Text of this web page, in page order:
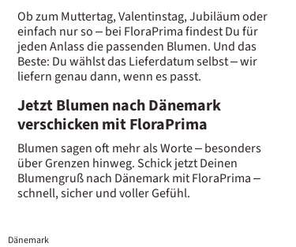
Ob zum Muttertag, Valentinstag, Jubiläum oder
einfach nur so – bei FloraPrima findest Du für
jeden Anlass die passenden Blumen. Und das
Beste: Du wählst das Lieferdatum selbst – wir
liefern genau dann, wenn es passt.
Jetzt Blumen nach Dänemark
verschicken mit FloraPrima
Blumen sagen oft mehr als Worte – besonders
über Grenzen hinweg. Schick jetzt Deinen
Blumengruß nach Dänemark mit FloraPrima –
schnell, sicher und voller Gefühl.
Dänemark